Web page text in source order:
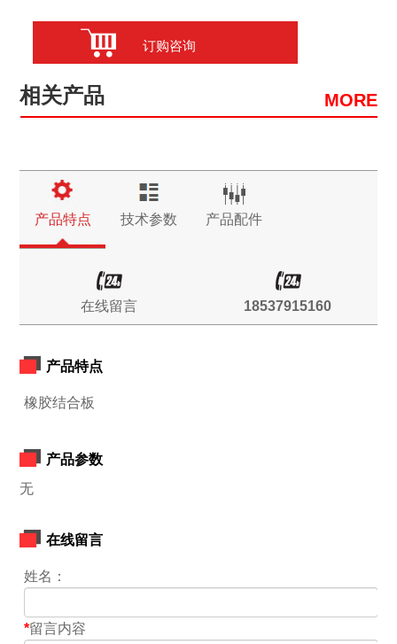
订购咨询
相关产品 MORE
产品特点 技术参数 产品配件
在线留言 18537915160
产品特点
橡胶结合板
产品参数
无
在线留言
姓名：
*留言内容